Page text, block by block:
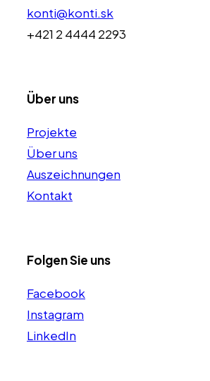
konti@konti.sk
+421 2 4444 2293
Über uns
Projekte
Über uns
Auszeichnungen
Kontakt
Folgen Sie uns
Facebook
Instagram
LinkedIn